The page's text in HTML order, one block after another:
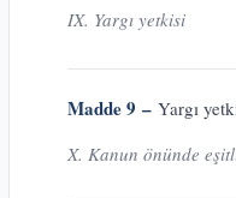
IX. Yargı yetkisi
Madde 9 – Yargı
X. Kanun önünde